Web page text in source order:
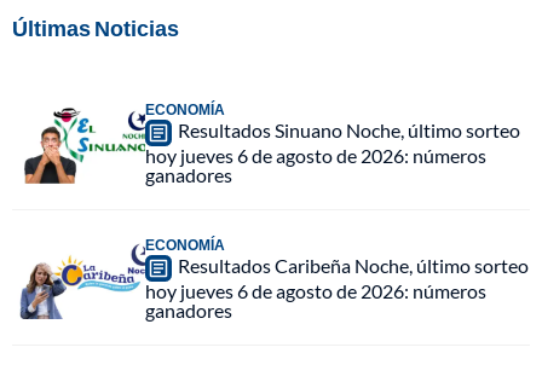
Últimas Noticias
ECONOMÍA
Resultados Sinuano Noche, último sorteo
hoy jueves 6 de agosto de 2026: números
ganadores
ECONOMÍA
Resultados Caribeña Noche, último sorteo
hoy jueves 6 de agosto de 2026: números
ganadores